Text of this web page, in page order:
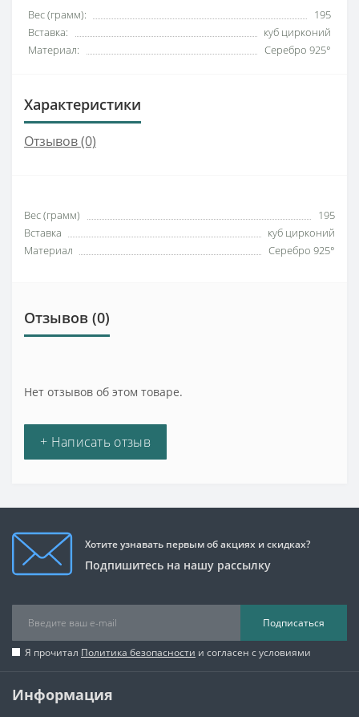
Вес (грамм):
195
Вставка:
куб цирконий
Материал:
Серебро 925°
Характеристики
Отзывов (0)
Вес (грамм)
195
Вставка
куб цирконий
Материал
Серебро 925°
Отзывов (0)
Нет отзывов об этом товаре.
+ Написать отзыв
Хотите узнавать первым об акциях и скидках?
Подпишитесь на нашу рассылку
Подписаться
Я прочитал Политика безопасности и согласен с условиями
Информация